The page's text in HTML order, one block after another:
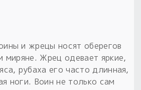
и жрецы носят оберегов
миряне. Жрец одевает яркие,
рубаха его часто длинная,
ноги. Воин не только сам